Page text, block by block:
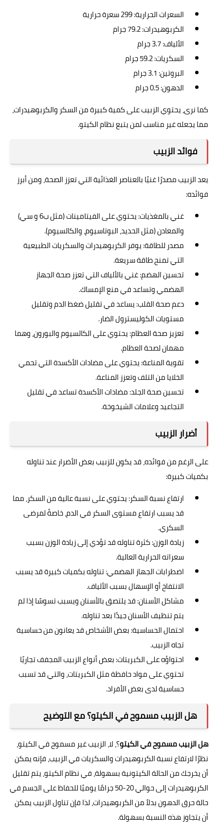
السعرات الحرارية: 299 سعرة حرارية
الكربوهيدرات: 79.2 جرام
الألياف: 3.7 جرام
السكريات: 59.2 جرام
البروتين: 3.1 جرام
الدهون: 0.5 جرام
كما نرى، يحتوي الزبيب على كمية كبيرة من السكر والكربوهيدرات،
مما يجعله غير مناسب لمن يتبع نظام الكيتو.
فوائد الزبيب
يعد الزبيب مصدرًا غنيًا بالعناصر الغذائية التي تعزز الصحة، ومن أبرز
فوائده:
غني بالمغذيات: يحتوي على الفيتامينات (مثل ب6 و سي)
والمعادن (مثل الحديد، البوتاسيوم، والكالسيوم).
مصدر للطاقة: يوفر الكربوهيدرات والسكريات الطبيعية
التي تمنح طاقة سريعة.
تحسين الهضم: غني بالألياف التي تعزز صحة الجهاز
الهضمي وتساعد في منع الإمساك.
دعم صحة القلب: يساعد في تقليل ضغط الدم وتقليل
مستويات الكوليسترول الضار.
تعزيز صحة العظام: يحتوي على الكالسيوم والبورون، وهما
مهمان لصحة العظام.
تقوية المناعة: يحتوي على مضادات الأكسدة التي تحمي
الخلايا من التلف وتعزز المناعة.
تحسين صحة الجلد: مضادات الأكسدة تساعد في تقليل
التجاعيد وعلامات الشيخوخة.
أضرار الزبيب
على الرغم من فوائده، قد يكون للزبيب بعض الأضرار عند تناوله
بكميات كبيرة:
ارتفاع نسبة السكر: يحتوي على نسبة عالية من السكر، مما
قد يسبب ارتفاع مستوى السكر في الدم، خاصةً لمرضى
السكري.
زيادة الوزن: كثرة تناوله قد تؤدي إلى زيادة الوزن بسبب
سعراته الحرارية العالية.
اضطرابات الجهاز الهضمي: تناوله بكميات كبيرة قد يسبب
الانتفاخ أو الإسهال بسبب الألياف.
مشاكل الأسنان: قد يلتصق بالأسنان ويسبب تسوسًا إذا لم
يتم تنظيف الأسنان جيدًا بعد تناوله.
احتمال الحساسية: بعض الأشخاص قد يعانون من حساسية
تجاه الزبيب.
احتواؤه على الكبريتات: بعض أنواع الزبيب المجفف تجاريًا
تحتوي على مواد حافظة مثل الكبريتات، والتي قد تسبب
حساسية لدى بعض الأفراد.
هل الزبيب مسموح في الكيتو؟ مع التوضيح
هل الزبيب مسموح في الكيتو؟، لا، الزبيب غير مسموح في الكيتو،
نظرًا لارتفاع نسبة الكربوهيدرات والسكريات في الزبيب، فإنه يمكن
أن يخرجك من الحالة الكيتونية بسهولة، في نظام الكيتو، يتم تقليل
الكربوهيدرات إلى حوالي 20-50 جرامًا يوميًا للحفاظ على الجسم في
حالة حرق الدهون بدلاً من الكربوهيدرات، لذا فإن تناول الزبيب يمكن
أن يتجاوز هذه النسبة بسهولة.